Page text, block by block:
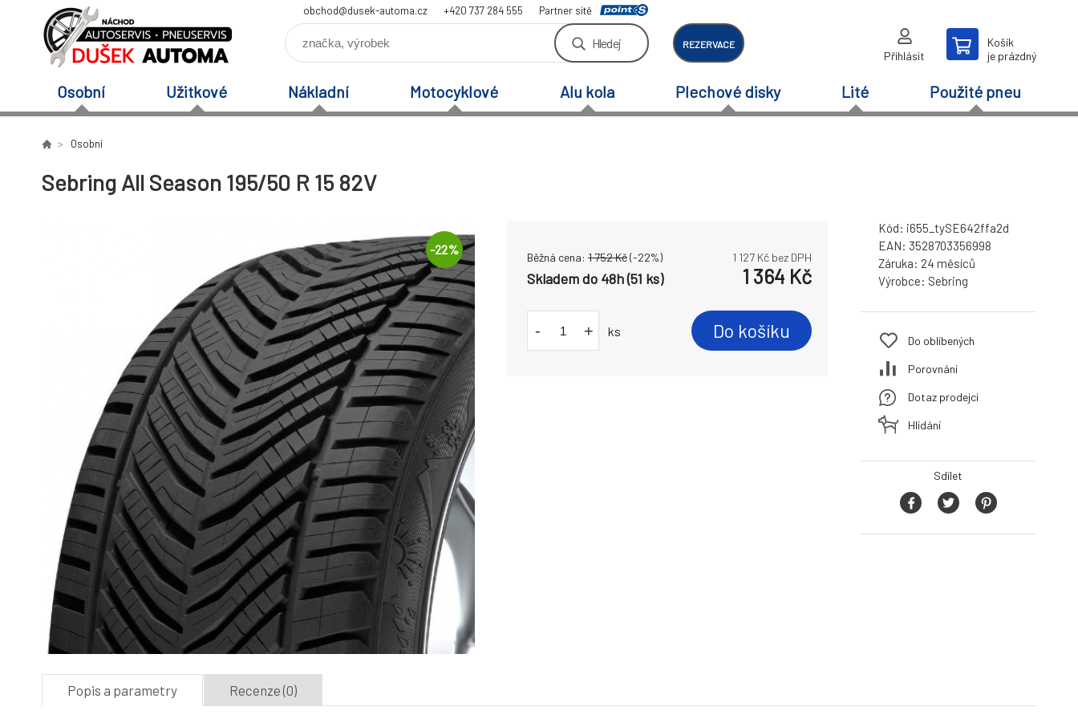
obchod@dusek-automa.cz +420 737 284 555 Partner sítě
Hledej REZERVACE
Přihlásit
Košík
je prázdný
Osobní Užitkové Nákladní Motocyklové Alu kola Plechové disky Lité Použité pneu
Osobní
Sebring All Season 195/50 R 15 82V
-22%
Běžná cena: 1 752Kč(-22%) 1 127 Kč bez DPH
Skladem do 48h (51 ks) 1 364 Kč
- + ks Do košíku
Kód: i655_tySE642ffa2d
EAN: 3528703356998
Záruka: 24 měsíců
Výrobce: Sebring
Do oblíbených
Porovnání
Dotaz prodejci
Hlídání
Sdílet
Popis a parametry Recenze (0)